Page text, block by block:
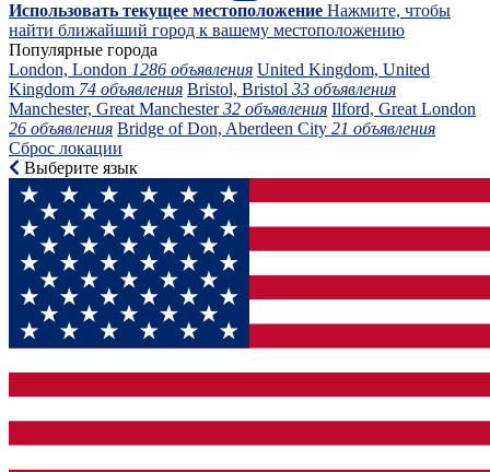
Использовать текущее местоположение Нажмите, чтобы
найти ближайший город к вашему местоположению
Популярные города
London, London 1286 объявления United Kingdom, United
Kingdom 74 объявления Bristol, Bristol 33 объявления
Manchester, Great Manchester32 объявления Ilford, Great London
26 объявления Bridge of Don, Aberdeen City 21 объявления
Сброс локации
Выберите язык